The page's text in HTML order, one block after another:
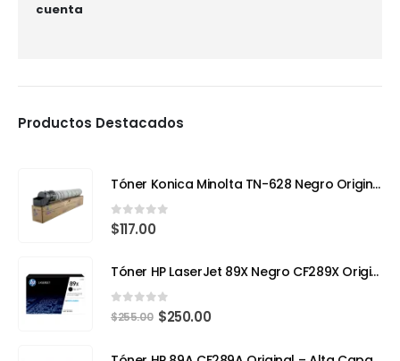
cuenta
Productos Destacados
Tóner Konica Minolta TN-628 Negro Original – Compatible con Bizhub 650i (Rendimiento 24,000 páginas)
0out of 5
$117.00
Tóner HP LaserJet 89X Negro CF289X Original | Alto Rendimiento para Impresiones Profesionales
0 out of 5
$255.00 $250.00